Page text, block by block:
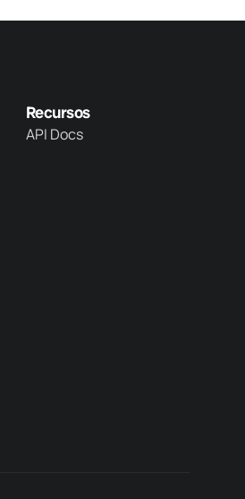
Recursos
API Docs